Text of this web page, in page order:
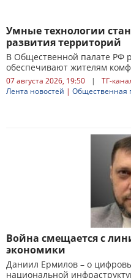
Умные технологии
развития территорий
В Общественной палате РФ
обеспечивают жителям
07 августа 2026, 19:50 |
ТГ-
Лента новостей | Общественная
Война смещается с
экономики
Даниил Ермилов – о
национальной